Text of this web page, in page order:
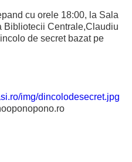
cu orele 18:00, la Sala
Bibliotecii Centrale,Claudiu
de secret bazat pe
img/dincolodesecret.jpg